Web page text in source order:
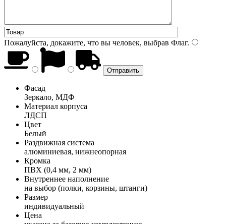
Пожалуйста, докажите, что вы человек, выбрав Флаг.
Фасад
Зеркало, МДФ
Материал корпуса
ЛДСП
Цвет
Белый
Раздвижная система
алюминиевая, нижнеопорная
Кромка
ПВХ (0,4 мм, 2 мм)
Внутреннее наполнение
на выбор (полки, корзины, штанги)
Размер
индивидуальный
Цена